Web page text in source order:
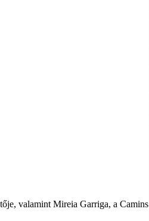
valamint Mireia Garriga, a Camins